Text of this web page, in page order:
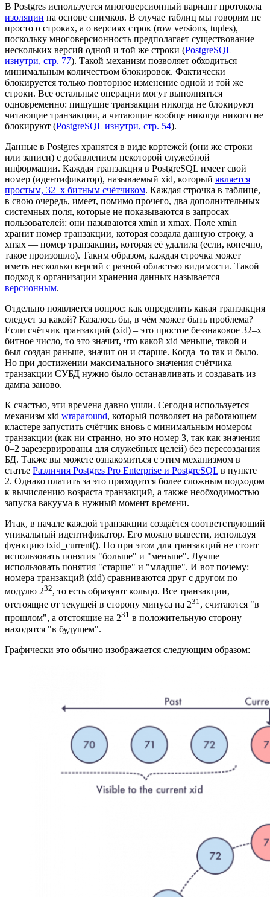
В Postgres используется многоверсионный вариант протокола
изоляции на основе снимков. В случае таблиц мы говорим не
просто о строках, а о версиях строк (row versions, tuples),
поскольку многоверсионность предполагает существование
нескольких версий одной и той же строки (PostgreSQL
изнутри, стр. 77). Такой механизм позволяет обходиться
минимальным количеством блокировок. Фактически
блокируется только повторное изменение одной и той же
строки. Все остальные операции могут выполняться
одновременно: пишущие транзакции никогда не блокируют
читающие транзакции, а читающие вообще никогда никого не
блокируют (PostgreSQL изнутри, стр. 54).
Данные в Postgres хранятся в виде кортежей (они же строки
или записи) с добавлением некоторой служебной
информации. Каждая транзакция в PostgreSQL имеет свой
номер (идентификатор), называемый xid, который является
простым, 32–х битным счётчиком. Каждая строчка в таблице,
в свою очередь, имеет, помимо прочего, два дополнительных
системных поля, которые не показываются в запросах
пользователей: они называются xmin и xmax. Поле xmin
хранит номер транзакции, которая создала данную строку, а
xmax — номер транзакции, которая её удалила (если, конечно,
такое произошло). Таким образом, каждая строчка может
иметь несколько версий с разной областью видимости. Такой
подход к организации хранения данных называется
версионным.
Отдельно появляется вопрос: как определить какая транзакция
следует за какой? Казалось бы, в чём может быть проблема?
Если счётчик транзакций (xid) – это простое беззнаковое 32–х
битное число, то это значит, что какой xid меньше, такой и
был создан раньше, значит он и старше. Когда–то так и было.
Но при достижении максимального значения счётчика
транзакции СУБД нужно было останавливать и создавать из
дампа заново.
К счастью, эти времена давно ушли. Сегодня используется
механизм xid wraparound, который позволяет на работающем
кластере запустить счётчик вновь с минимальным номером
транзакции (как ни странно, но это номер 3, так как значения
0–2 зарезервированы для служебных целей) без пересоздания
БД. Также вы можете ознакомиться с этим механизмом в
статье Различия Postgres Pro Enterprise и PostgreSQL в пункте
2. Однако платить за это приходится более сложным подходом
к вычислению возраста транзакций, а также необходимостью
запуска вакуума в нужный момент времени.
Итак, в начале каждой транзакции создаётся соответствующий
уникальный идентификатор. Его можно вывести, используя
функцию txid_current(). Но при этом для транзакций не стоит
использовать понятия "больше" и "меньше". Лучше
использовать понятия "старше" и "младше". И вот почему:
номера транзакций (xid) сравниваются друг с другом по
модулю 232, то есть образуют кольцо. Все транзакции,
отстоящие от текущей в сторону минуса на 231, считаются "в
прошлом", а отстоящие на 231 в положительную сторону
находятся "в будущем".
Графически это обычно изображается следующим образом: